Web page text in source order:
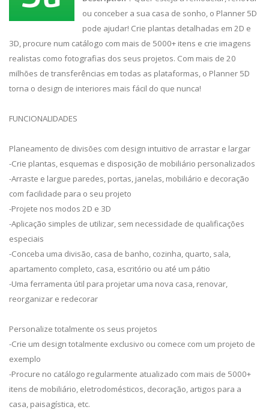
ou conceber a sua casa de sonho, o Planner 5D
pode ajudar! Crie plantas detalhadas em 2D e
3D, procure num catálogo com mais de 5000+ itens e crie imagens
realistas como fotografias dos seus projetos. Com mais de 20
milhões de transferências em todas as plataformas, o Planner 5D
torna o design de interiores mais fácil do que nunca!
FUNCIONALIDADES
Planeamento de divisões com design intuitivo de arrastar e largar
-Crie plantas, esquemas e disposição de mobiliário personalizados
-Arraste e largue paredes, portas, janelas, mobiliário e decoração
com facilidade para o seu projeto
-Projete nos modos 2D e 3D
-Aplicação simples de utilizar, sem necessidade de qualificações
especiais
-Conceba uma divisão, casa de banho, cozinha, quarto, sala,
apartamento completo, casa, escritório ou até um pátio
-Uma ferramenta útil para projetar uma nova casa, renovar,
reorganizar e redecorar
Personalize totalmente os seus projetos
-Crie um design totalmente exclusivo ou comece com um projeto de
exemplo
-Procure no catálogo regularmente atualizado com mais de 5000+
itens de mobiliário, eletrodomésticos, decoração, artigos para a
casa, paisagística, etc.